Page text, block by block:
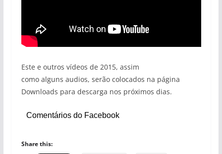
Este e outros vídeos de 2015, assim
como alguns audios, serão colocados na página
Downloads para descarga nos próximos dias.
Comentários do Facebook
Share this: